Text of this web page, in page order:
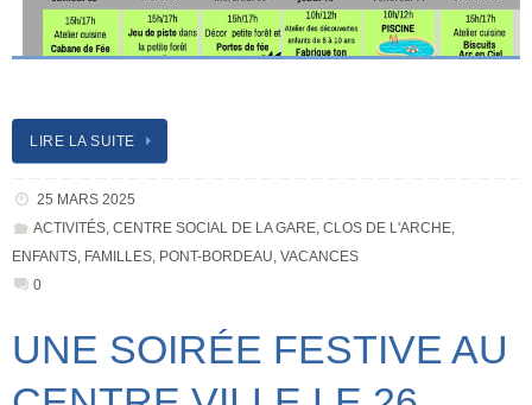
LIRE LA SUITE
25 MARS 2025
ACTIVITÉS, CENTRE SOCIAL DE LA GARE, CLOS DE L'ARCHE,
ENFANTS, FAMILLES, PONT-BORDEAU, VACANCES
0
UNE SOIRÉE FESTIVE AU